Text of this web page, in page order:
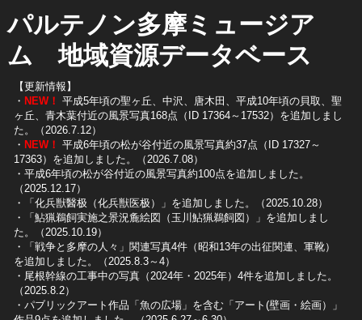
パルテノン多摩ミュージア
ム 地域資源データベース
【更新情報】
・ NEW！ 平成5年頃の聖ヶ丘、中沢、唐木田、平成10年頃の貝取、聖
ヶ丘、青木葉付近の風景写真168点（ID 17364～17532）を追加しまし
た。（2026.7.12）
・ NEW！ 平成6年頃の松が谷付近の風景写真約37点（ID 17327～
17363）を追加しました。（2026.7.08）
・平成6年頃の松が谷付近の風景写真約100点を追加しました。
（2025.12.17）
・「化兵獣醫极（化兵獣医极）」を追加しました。（2025.10.28）
・「鮎猟鵜飼実施之景況麁絵図（玉川鮎猟鵜飼図）」を追加しまし
た。（2025.10.19）
​・「戦争と多摩の人々」関連写真4件（昭和13年の出征関連、軍靴）
を追加しました。（2025.8.3～4）
​・尾根幹線の工事中の写真（2024年・2025年）4件を追加しました。
（2025.8.2）
​・パブリックアート作品「魚の広場」を含む「アート(壁画・絵画）」